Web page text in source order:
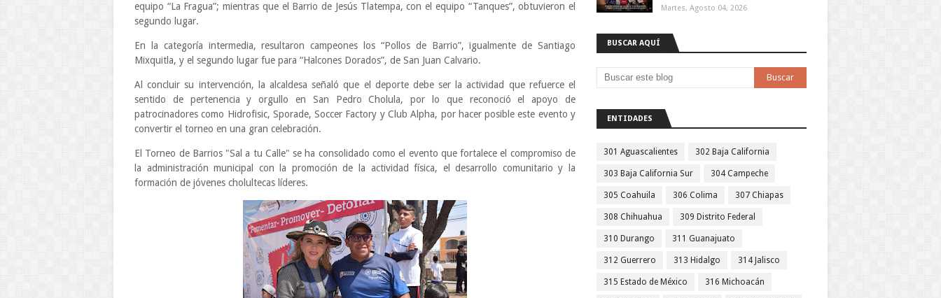
equipo “La Fragua”; mientras que el Barrio de Jesús Tlatempa, con el equipo “Tanques”, obtuvieron el
segundo lugar.
En la categoría intermedia, resultaron campeones los “Pollos de Barrio”, igualmente de Santiago
Mixquitla, y el segundo lugar fue para “Halcones Dorados”, de San Juan Calvario.
Al concluir su intervención, la alcaldesa señaló que el deporte debe ser la actividad que refuerce el
sentido de pertenencia y orgullo en San Pedro Cholula, por lo que reconoció el apoyo de
patrocinadores como Hidrofisic, Sporade, Soccer Factory y Club Alpha, por hacer posible este evento y
convertir el torneo en una gran celebración.
El Torneo de Barrios "Sal a tu Calle" se ha consolidado como el evento que fortalece el compromiso de
la administración municipal con la promoción de la actividad física, el desarrollo comunitario y la
formación de jóvenes cholultecas líderes.
Martes, Agosto 04, 2026
BUSCAR AQUÍ
ENTIDADES
301 Aguascalientes 302 Baja California
303 Baja California Sur 304 Campeche
305 Coahuila 306 Colima 307 Chiapas
308 Chihuahua 309 Distrito Federal
310 Durango 311 Guanajuato
312 Guerrero 313 Hidalgo 314 Jalisco
315 Estado de México 316 Michoacán